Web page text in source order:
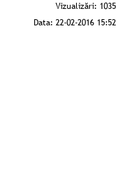
Vizualizări: 1035
Data: 22-02-2016 15:52